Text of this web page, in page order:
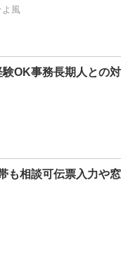
風
OK事務長期人との対
も相談可伝票入力や窓